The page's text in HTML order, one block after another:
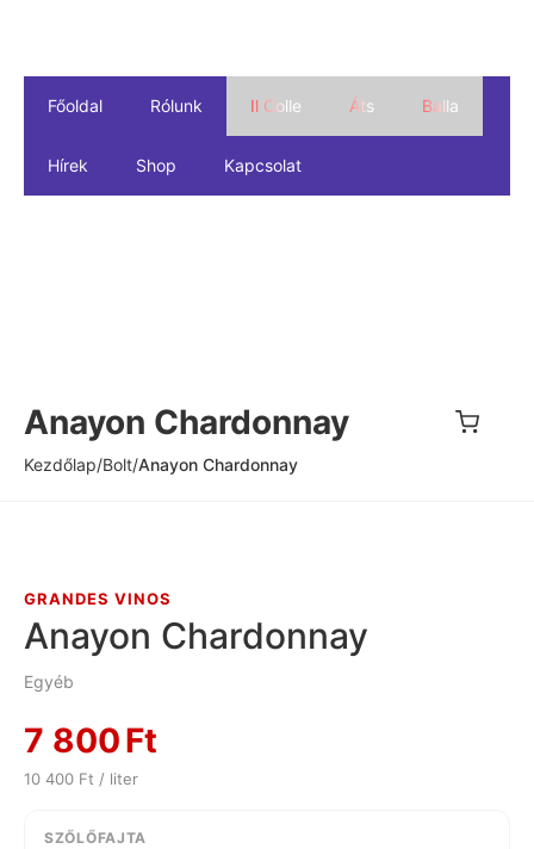
Főoldal Rólunk Il Colle Áts Balla
Hírek Shop Kapcsolat
Anayon Chardonnay
Kezdőlap/Bolt/Anayon Chardonnay
GRANDES VINOS
Anayon Chardonnay
Egyéb
7 800Ft
10 400 Ft / liter
SZŐLŐFAJTA